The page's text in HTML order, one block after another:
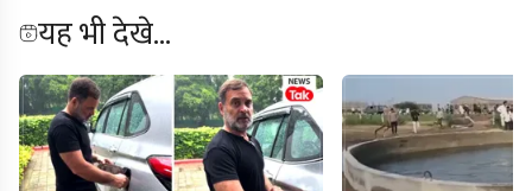
यह भी देखे...